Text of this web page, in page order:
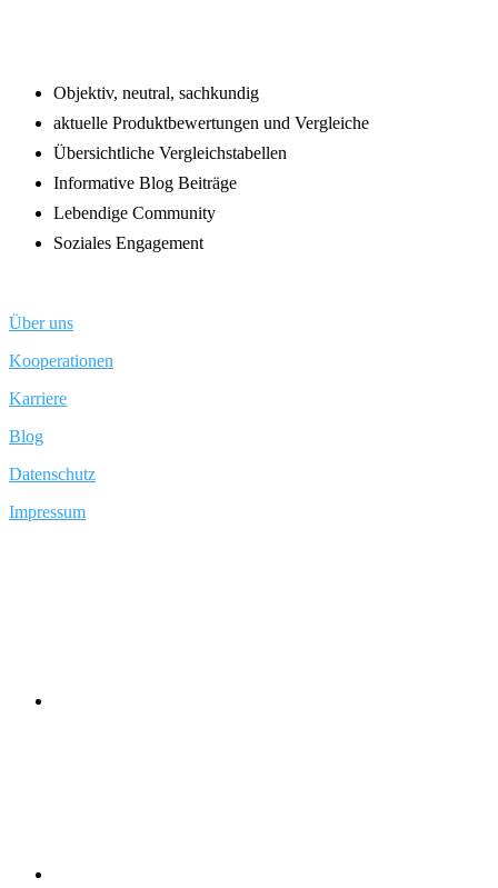
Objektiv, neutral, sachkundig
aktuelle Produktbewertungen und Vergleiche
Übersichtliche Vergleichstabellen
Informative Blog Beiträge
Lebendige Community
Soziales Engagement
Über uns
Kooperationen
Karriere
Blog
Datenschutz
Impressum